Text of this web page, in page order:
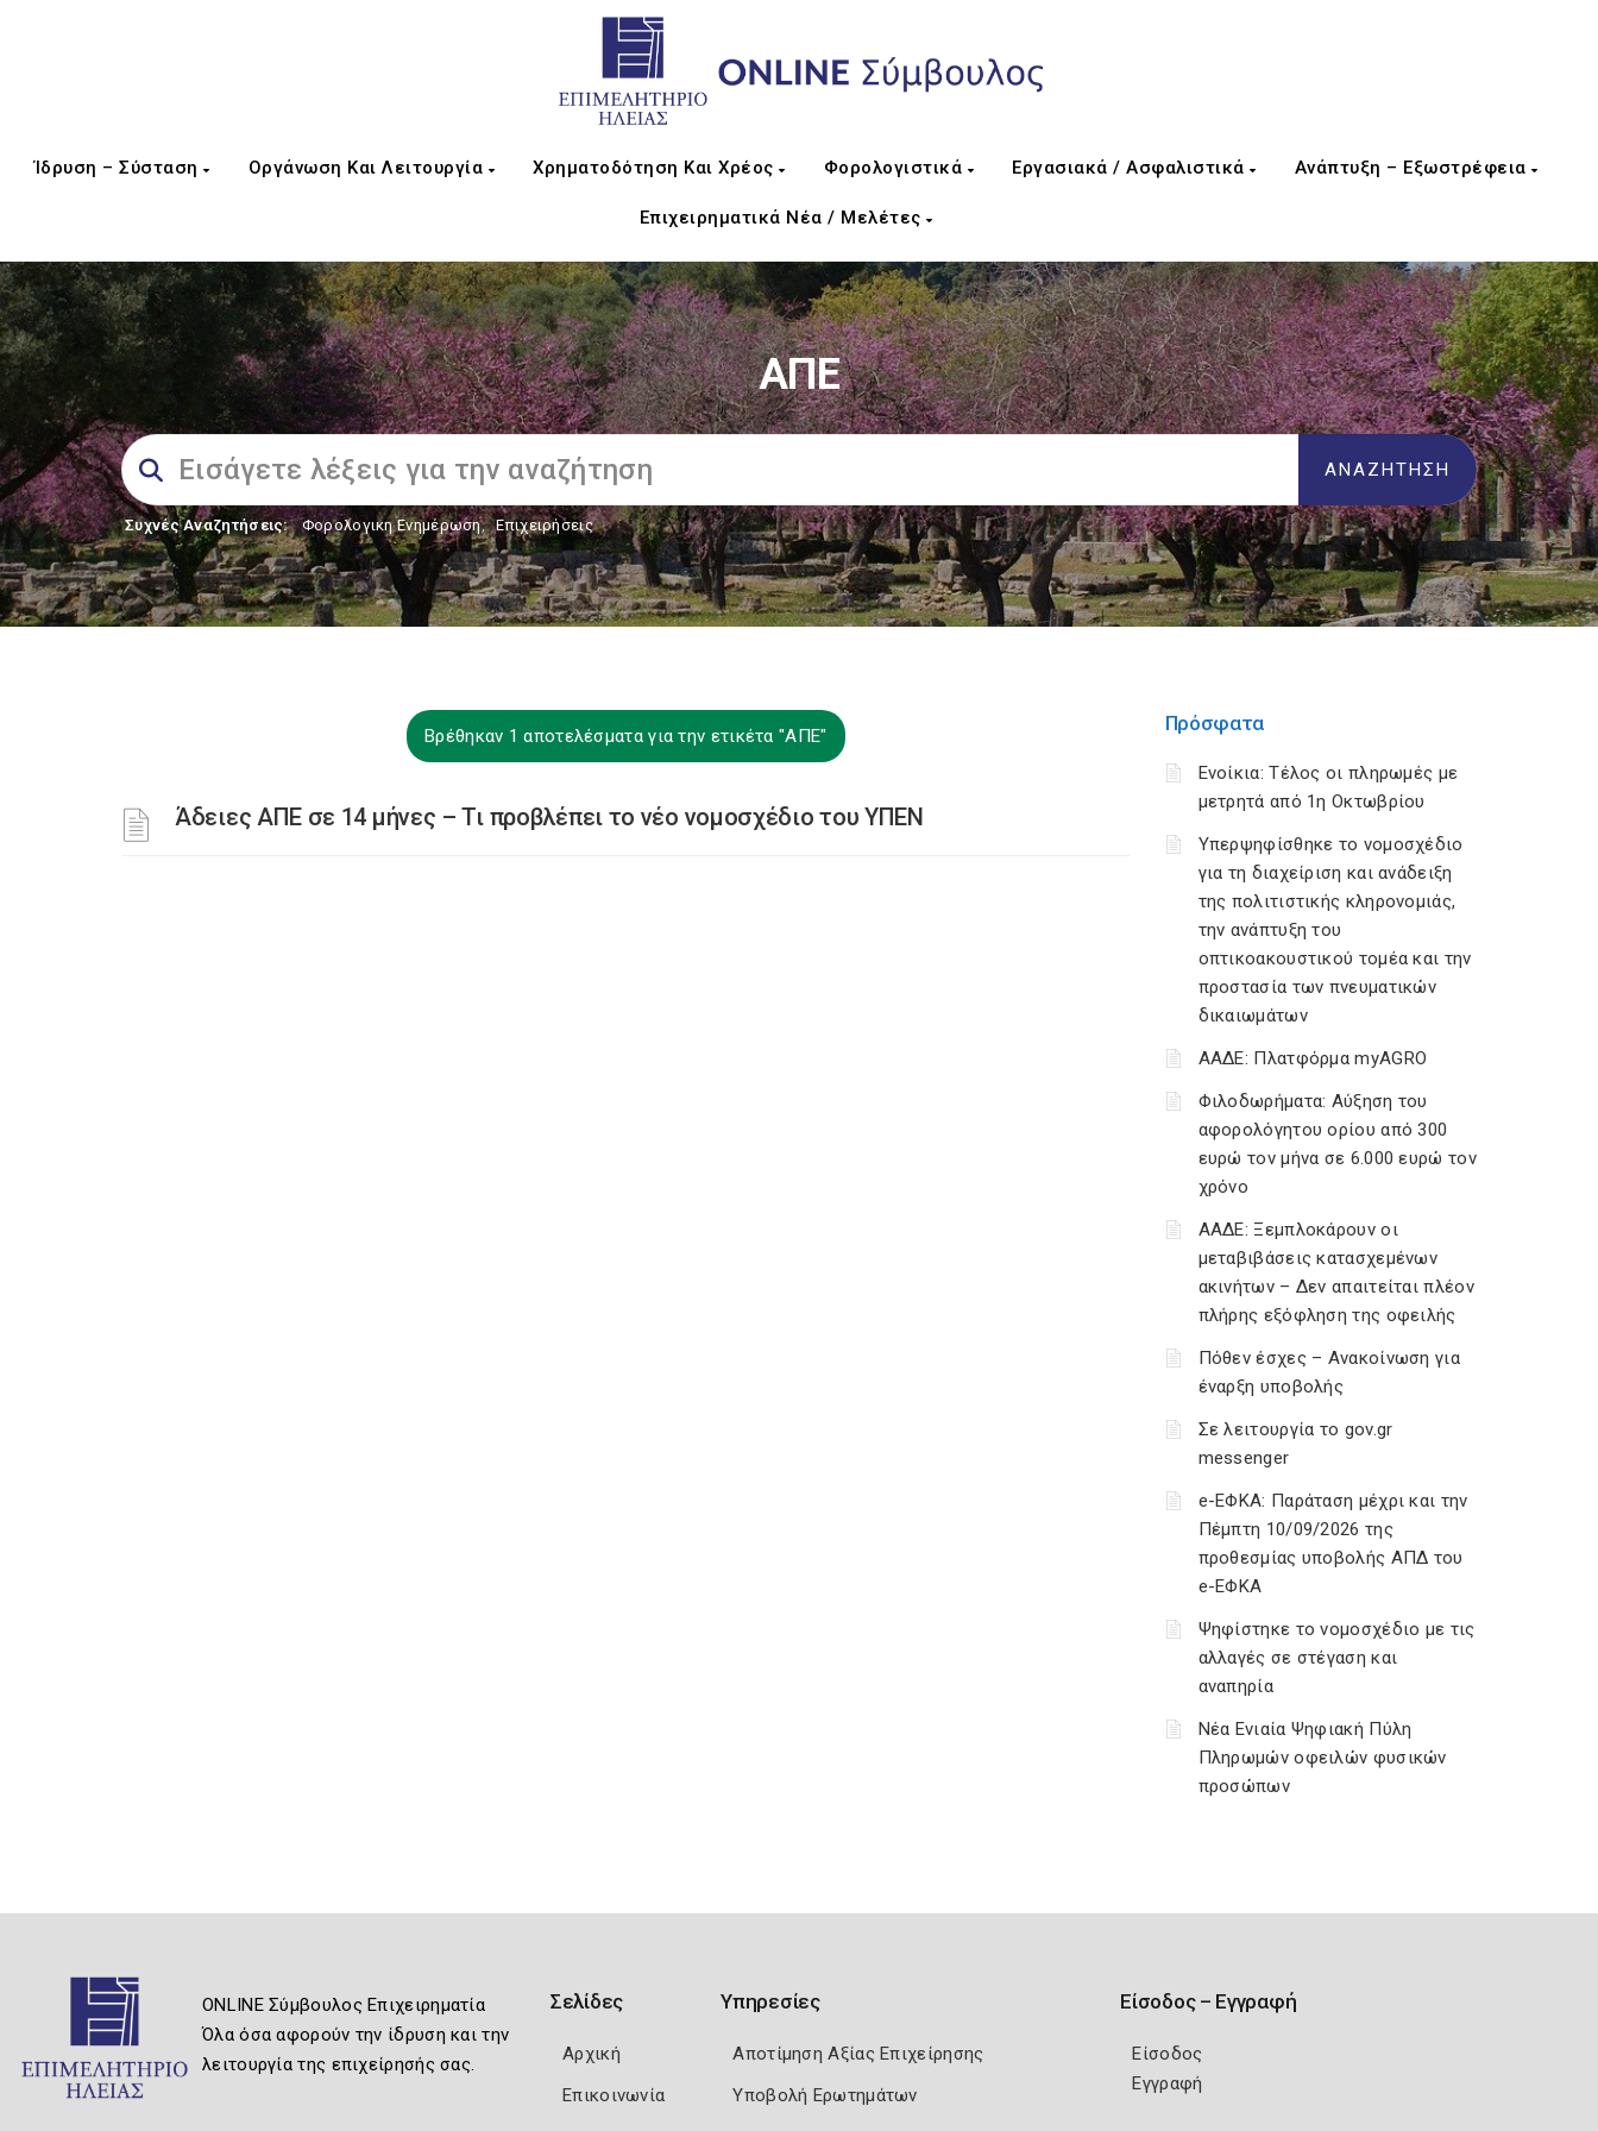
Ίδρυση – Σύσταση Οργάνωση Και Λειτουργία Χρηματοδότηση Και Χρέος Φορολογιστικά Εργασιακά / Ασφαλιστικά Ανάπτυξη – Εξωστρέφεια
Επιχειρηματικά Νέα / Μελέτες
ΑΠΕ
Συχνές Αναζητήσεις: Φορολογικη Ενημέρωση, Επιχειρήσεις
Βρέθηκαν 1 αποτελέσματα για την ετικέτα "ΑΠΕ"
Άδειες ΑΠΕ σε 14 μήνες – Τι προβλέπει το νέο νομοσχέδιο του ΥΠΕΝ
Πρόσφατα
Ενοίκια: Τέλος οι πληρωμές με
μετρητά από 1η Οκτωβρίου
Υπερψηφίσθηκε το νομοσχέδιο
για τη διαχείριση και ανάδειξη
της πολιτιστικής κληρονομιάς,
την ανάπτυξη του
οπτικοακουστικού τομέα και την
προστασία των πνευματικών
δικαιωμάτων
ΑΑΔΕ: Πλατφόρμα myAGRO
Φιλοδωρήματα: Αύξηση του
αφορολόγητου ορίου από 300
ευρώ τον μήνα σε 6.000 ευρώ τον
χρόνο
ΑΑΔΕ: Ξεμπλοκάρουν οι
μεταβιβάσεις κατασχεμένων
ακινήτων – Δεν απαιτείται πλέον
πλήρης εξόφληση της οφειλής
Πόθεν έσχες – Ανακοίνωση για
έναρξη υποβολής
Σε λειτουργία το gov.gr
messenger
e-ΕΦΚΑ: Παράταση μέχρι και την
Πέμπτη 10/09/2026 της
προθεσμίας υποβολής ΑΠΔ του
e-ΕΦΚΑ
Ψηφίστηκε το νομοσχέδιο με τις
αλλαγές σε στέγαση και
αναπηρία
Νέα Ενιαία Ψηφιακή Πύλη
Πληρωμών οφειλών φυσικών
προσώπων
ONLINE Σύμβουλος Επιχειρηματία
Όλα όσα αφορούν την ίδρυση και την
λειτουργία της επιχείρησής σας.
Σελίδες
Αρχική
Επικοινωνία
Υπηρεσίες
Αποτίμηση Αξίας Επιχείρησης
Υποβολή Ερωτημάτων
Είσοδος – Εγγραφή
Είσοδος
Εγγραφή